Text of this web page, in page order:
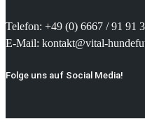
Telefon: +49 (0) 6667 / 91 91
E-Mail: kontakt@vital-
Folge uns auf Social Media!